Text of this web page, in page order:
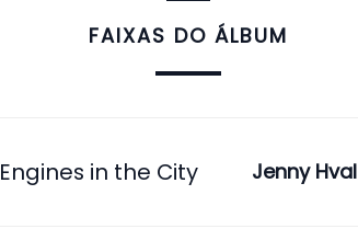
FAIXAS DO ÁLBUM
Engines in the City Jenny Hval